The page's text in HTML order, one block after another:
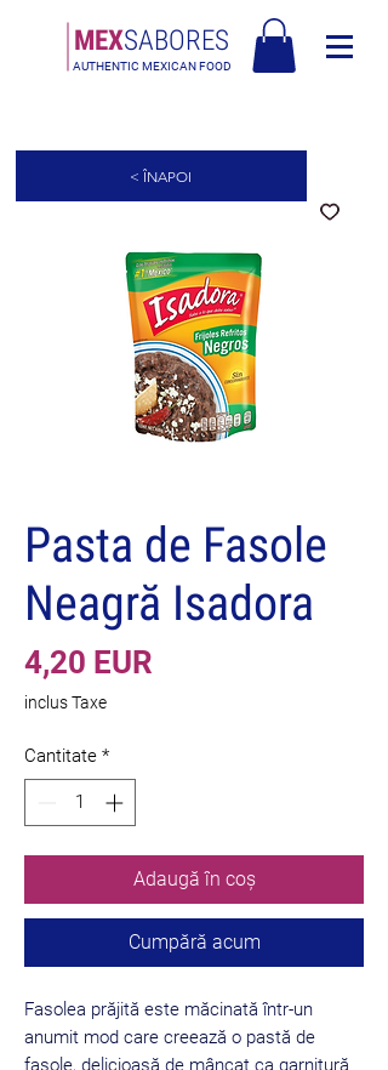
MEXSABORES
AUTHENTIC MEXICAN FOOD
Pasta de Fasole
Neagră Isadora
4,20 EUR
inclus Taxe
Cantitate *
Adaugă în coș
Cumpără acum
Fasolea prăjită este măcinată într-un
anumit mod care creează o pastă de
fasole, delicioasă de mâncat ca garnitură
< ÎNAPOI